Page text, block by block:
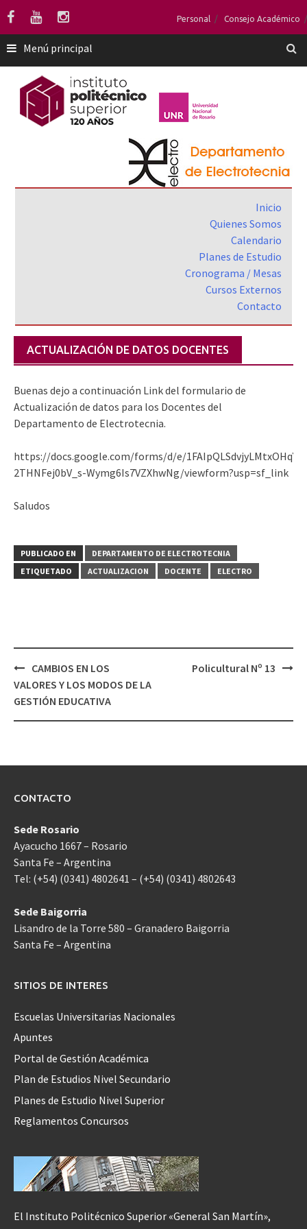
Saltar
contenido
Personal Consejo Académico
Menú principal
Inicio
Quienes Somos
Calendario
Planes de Estudio
Cronograma / Mesas
Cursos Externos
Contacto
ACTUALIZACIÓN DE DATOS DOCENTES
Buenas dejo a continuación Link del formulario de
Actualización de datos para los Docentes del
Departamento de Electrotecnia.
https://docs.google.com/forms/d/e/
2THNFej0bV_s-Wymg6Is7VZXhwNg/viewform?usp=sf_link
Saludos
PUBLICADO EN
DEPARTAMENTO DE ELECTROTECNIA
ETIQUETADO
ACTUALIZACION DOCENTE ELECTRO
Navegación
de
entradas
CAMBIOS EN LOS
VALORES Y LOS MODOS DE LA
GESTIÓN EDUCATIVA
Policultural Nº 13
CONTACTO
Sede Rosario
Ayacucho 1667 – Rosario
Santa Fe – Argentina
Tel: (+54) (0341) 4802641 – (+54) (0341) 4802643
Sede Baigorria
Lisandro de la Torre 580 – Granadero Baigorria
Santa Fe – Argentina
SITIOS DE INTERES
Escuelas Universitarias Nacionales
Apuntes
Portal de Gestión Académica
Plan de Estudios Nivel Secundario
Planes de Estudio Nivel Superior
Reglamentos Concursos
El Instituto Politécnico Superior «General San Martín»,